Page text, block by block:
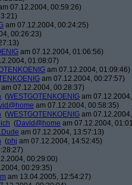
07.12.2004, 00:59:26)
am 07.12.2004, 00:24:25)
00:26:23)
am 07.12.2004, 01:06:56)
01:08:07)
am 07.12.2004, 01:09:46)
am 07.12.2004, 00:27:57)
am 07.12.2004, 00:28:37)
(WESTGOTENKOENIG am
am 07.12.2004, 00:58:35)
(WESTGOTENKOENIG am
(David@home am 07.12.2004,
am 07.12.2004, 13:57:13)
(phj am 07.12.2004, 14:52:45)
00:29:00)
00:29:35)
am 13.04.2005, 12:54:27)